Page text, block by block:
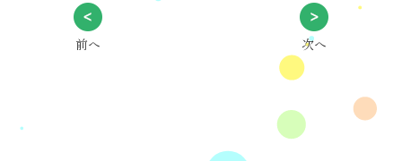
前へ 次へ